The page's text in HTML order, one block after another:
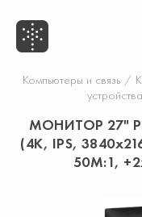
Компьютеры и связь /
устройства
МОНИТОР 27"
(4K, IPS,
50M:1,